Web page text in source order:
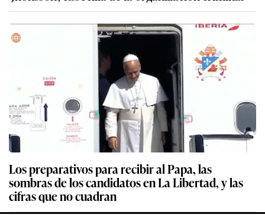
Los preparativos para recibir al Papa, las
sombras de los candidatos en La Libertad, y las
cifras que no cuadran